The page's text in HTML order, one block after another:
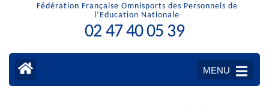
Fédération Française Omnisports des Personnels de
l’Education Nationale
02 47 40 05 39
MENU